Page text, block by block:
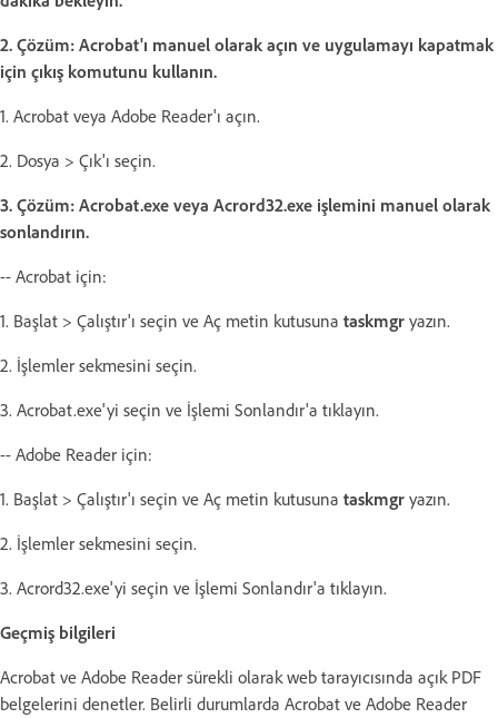
2. Çözüm: Acrobat'ı manuel olarak açın ve uygulamayı kapatmak
için çıkış komutunu kullanın.
1. Acrobat veya Adobe Reader'ı açın.
2. Dosya > Çık'ı seçin.
3. Çözüm: Acrobat.exe veya Acrord32.exe işlemini manuel olarak
sonlandırın.
-- Acrobat için:
1. Başlat > Çalıştır'ı seçin ve Aç metin kutusuna taskmgr yazın.
2. İşlemler sekmesini seçin.
3. Acrobat.exe'yi seçin ve İşlemi Sonlandır'a tıklayın.
-- Adobe Reader için:
1. Başlat > Çalıştır'ı seçin ve Aç metin kutusuna taskmgr yazın.
2. İşlemler sekmesini seçin.
3. Acrord32.exe'yi seçin ve İşlemi Sonlandır'a tıklayın.
Geçmiş bilgileri
Acrobat ve Adobe Reader sürekli olarak web tarayıcısında açık PDF
belgelerini denetler. Belirli durumlarda Acrobat ve Adobe Reader